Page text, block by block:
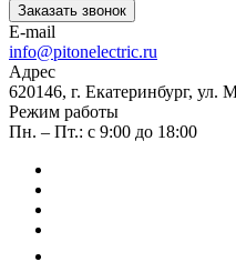
Заказать звонок
E-mail
info@pitonelectric.ru
Адрес
620146, г. Екатеринбург, ул.
Режим работы
Пн. – Пт.: с 9:00 до 18:00